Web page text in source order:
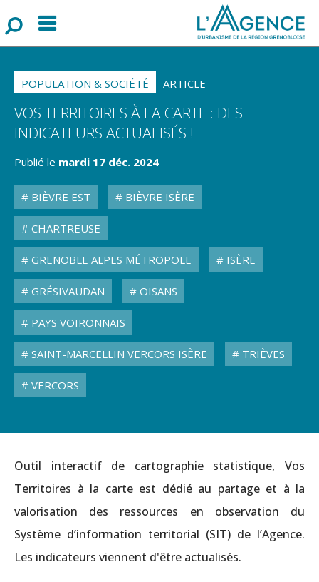
Menu
POPULATION & SOCIÉTÉ ARTICLE
VOS TERRITOIRES À LA CARTE : DES
INDICATEURS ACTUALISÉS !
Publié le mardi 17 déc. 2024
BIÈVRE EST BIÈVRE ISÈRE
CHARTREUSE
GRENOBLE ALPES MÉTROPOLE ISÈRE
GRÉSIVAUDAN OISANS
PAYS VOIRONNAIS
SAINT-MARCELLIN VERCORS ISÈRE TRIÈVES
VERCORS
Outil interactif de cartographie statistique, Vos
Territoires à la carte est dédié au partage et à la
valorisation des ressources en observation du
Système d’information territorial (SIT) de l’Agence.
Les indicateurs viennent d'être actualisés.